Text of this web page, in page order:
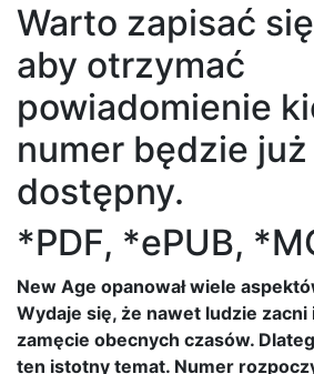
Warto zapisać
aby otrzymać
powiadomienie
numer będzie już
dostępny.
*PDF, *ePUB,
New Age opanował wiele
Wydaje się, że nawet ludzie
zamęcie obecnych czasów.
ten istotny temat. Numer